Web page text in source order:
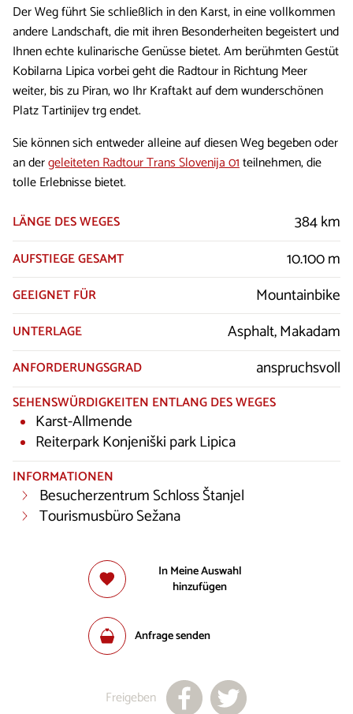
Der Weg führt Sie schließlich in den Karst, in eine vollkommen
andere Landschaft, die mit ihren Besonderheiten begeistert und
Ihnen echte kulinarische Genüsse bietet. Am berühmten Gestüt
Kobilarna Lipica vorbei geht die Radtour in Richtung Meer
weiter, bis zu Piran, wo Ihr Kraftakt auf dem wunderschönen
Platz Tartinijev trg endet.
Sie können sich entweder alleine auf diesen Weg begeben oder
an dergeleiteten Radtour Trans Slovenija 01teilnehmen, die
tolle Erlebnisse bietet.
LÄNGE DES WEGES
384 km
AUFSTIEGE GESAMT 10.100 m
GEEIGNET FÜR Mountainbike
UNTERLAGE Asphalt, Makadam
ANFORDERUNGSGRAD anspruchsvoll
SEHENSWÜRDIGKEITEN ENTLANG DES WEGES
Karst-Allmende
Reiterpark Konjeniški park Lipica
INFORMATIONEN
Besucherzentrum Schloss Štanjel
Tourismusbüro Sežana
In Meine Auswahl
hinzufügen
Anfrage senden
Freigeben